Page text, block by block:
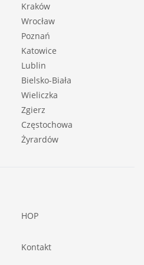
Kraków
Wrocław
Poznań
Katowice
Lublin
Bielsko-Biała
Wieliczka
Zgierz
Częstochowa
Żyrardów
HOP
Kontakt